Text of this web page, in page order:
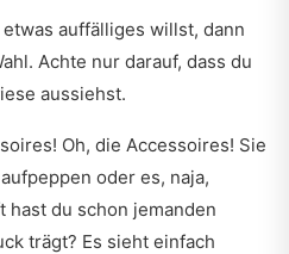
etwas auffälliges willst, dann
Achte nur darauf, dass du
aussiehst.
Oh, die Accessoires! Sie
oder es, naja,
hast du schon jemanden
trägt? Es sieht einfach